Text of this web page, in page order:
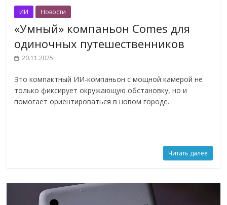
ИИ Новости
«Умный» компаньон Comes для
одиночных путешественников
20.11.2025
Это компактный ИИ-компаньон с мощной камерой не
только фиксирует окружающую обстановку, но и
помогает ориентироваться в новом городе.
Читать далее